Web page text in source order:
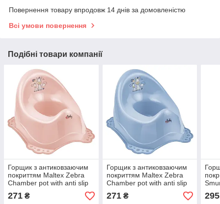
Повернення товару впродовж 14 днів за домовленістю
Всі умови повернення
Подібні товари компанії
Горщик з антиковзаючим
покриттям Maltex Zebra
Chamber pot with anti slip
rubber 6517_41 pink
(рожевий)
271 ₴
Горщик з антиковзаючим
покриттям Maltex Zebra
Chamber pot with anti slip
rubber 6517_35 blue
(блакитний)
271₴
anti
295